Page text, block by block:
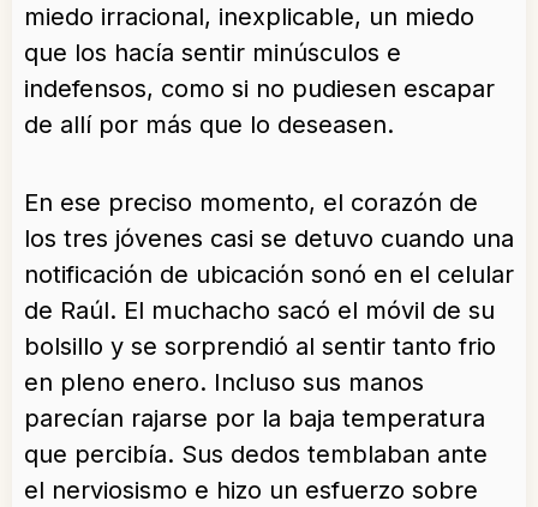
miedo irracional, inexplicable, un miedo
que los hacía sentir minúsculos e
indefensos, como si no pudiesen escapar
de allí por más que lo deseasen.
En ese preciso momento, el corazón de
los tres jóvenes casi se detuvo cuando una
notificación de ubicación sonó en el celular
de Raúl. El muchacho sacó el móvil de su
bolsillo y se sorprendió al sentir tanto frio
en pleno enero. Incluso sus manos
parecían rajarse por la baja temperatura
que percibía. Sus dedos temblaban ante
el nerviosismo e hizo un esfuerzo sobre